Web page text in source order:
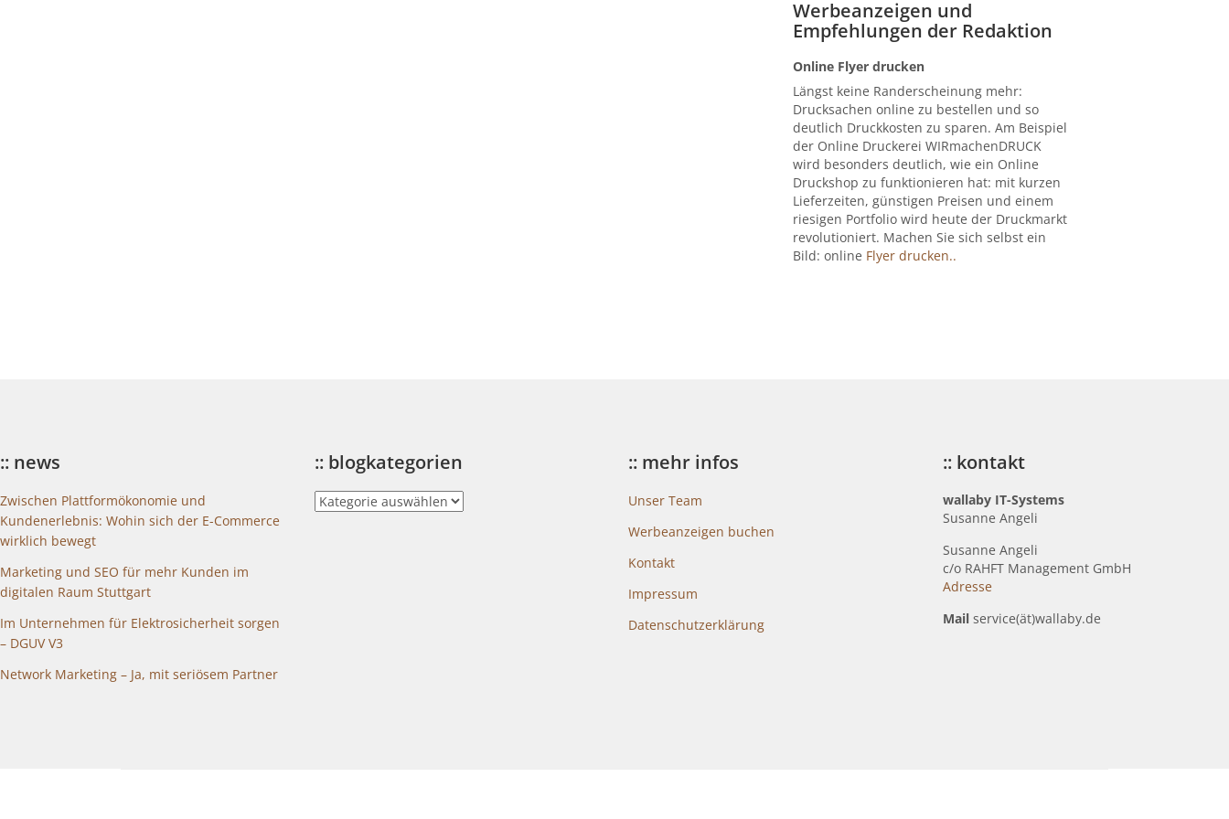
Werbeanzeigen und
Empfehlungen der Redaktion
Online Flyer drucken
Längst keine Randerscheinung mehr:
Drucksachen online zu bestellen und so
deutlich Druckkosten zu sparen. Am Beispiel
der Online Druckerei WIRmachenDRUCK
wird besonders deutlich, wie ein Online
Druckshop zu funktionieren hat: mit kurzen
Lieferzeiten, günstigen Preisen und einem
riesigen Portfolio wird heute der Druckmarkt
revolutioniert. Machen Sie sich selbst ein
Bild: online Flyer drucken..
:: news
Zwischen Plattformökonomie und
Kundenerlebnis: Wohin sich der E-Commerce
wirklich bewegt
Marketing und SEO für mehr Kunden im
digitalen Raum Stuttgart
Im Unternehmen für Elektrosicherheit sorgen
– DGUV V3
Network Marketing – Ja, mit seriösem Partner
:: blogkategorien
::
blogkategorien
:: mehr infos
Unser Team
Werbeanzeigen buchen
Kontakt
Impressum
Datenschutzerklärung
:: kontakt
wallaby IT-Systems
Susanne Angeli
Susanne Angeli
c/o RAHFT Management GmbH
Adresse
Mailservice(ät)wallaby.de